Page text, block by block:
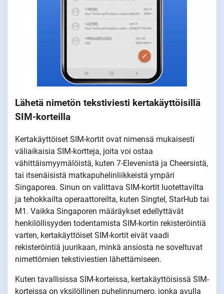
Lähetä nimetön tekstiviesti kertakäyttöisillä
SIM-korteilla
Kertakäyttöiset SIM-kortit ovat nimensä mukaisesti
väliaikaisia SIM-kortteja, joita voi ostaa
vähittäismyymälöistä, kuten 7-Elevenistä ja Cheersistä,
tai itsenäisistä matkapuhelinliikkeistä ympäri
Singaporea. Sinun on valittava SIM-kortit luotettavilta
ja tehokkailta operaattoreilta, kuten Singtel, StarHub tai
M1. Vaikka Singaporen määräykset edellyttävät
henkilöllisyyden todentamista SIM-kortin rekisteröintiä
varten, kertakäyttöiset SIM-kortit eivät vaadi
rekisteröintiä juurikaan, minkä ansiosta ne soveltuvat
nimettömien tekstiviestien lähettämiseen.
Kuten tavallisissa SIM-korteissa, kertakäyttöisissä SIM-
korteissa on yksilöllinen puhelinnumero, jonka avulla